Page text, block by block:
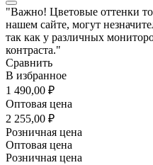
"Важно! Цветовые оттенки
нашем сайте, могут
так как у различных
контраста."
Сравнить
В избранное
1 490,00 ₽
Оптовая цена
2 255,00 ₽
Розничная цена
Оптовая цена
Розничная цена